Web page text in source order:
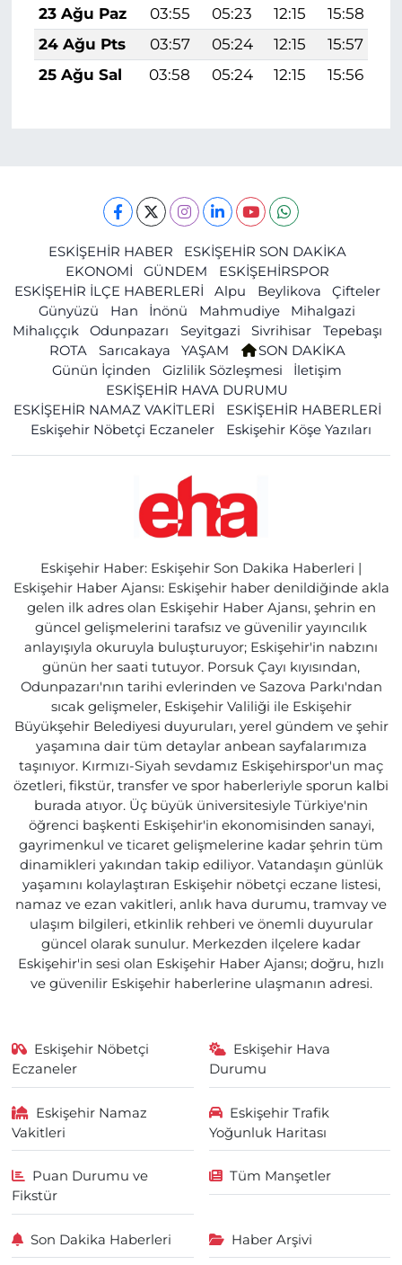
23 Ağu Paz 03:55 05:23 12:15 15:58
24 Ağu Pts
03:57 05:24 12:15 15:57
25 Ağu Sal
03:58 05:24 12:15 15:56
ESKİŞEHİR HABER
ESKİŞEHİR SON DAKİKA
EKONOMİ
GÜNDEM
ESKİŞEHİRSPOR
ESKİŞEHİR İLÇE HABERLERİ
Alpu Beylikova
Çifteler
Günyüzü
Han İnönü Mahmudiye
Mihalgazi
Mihalıççık
Odunpazarı Seyitgazi Sivrihisar
Tepebaşı
ROTA
Sarıcakaya YAŞAM
SON DAKİKA
Günün İçinden
Gizlilik Sözleşmesi
İletişim
ESKİŞEHİR HAVA DURUMU
ESKİŞEHİR NAMAZ VAKİTLERİ
ESKİŞEHİR HABERLERİ
Eskişehir Nöbetçi Eczaneler
Eskişehir Köşe Yazıları
Eskişehir Haber: Eskişehir Son Dakika Haberleri |
Eskişehir Haber Ajansı: Eskişehir haber denildiğinde akla
gelen ilk adres olan Eskişehir Haber Ajansı, şehrin en
güncel gelişmelerini tarafsız ve güvenilir yayıncılık
anlayışıyla okuruyla buluşturuyor; Eskişehir'in nabzını
günün her saati tutuyor. Porsuk Çayı kıyısından,
Odunpazarı'nın tarihi evlerinden ve Sazova Parkı'ndan
sıcak gelişmeler, Eskişehir Valiliği ile Eskişehir
Büyükşehir Belediyesi duyuruları, yerel gündem ve şehir
yaşamına dair tüm detaylar anbean sayfalarımıza
taşınıyor. Kırmızı-Siyah sevdamız Eskişehirspor'un maç
özetleri, fikstür, transfer ve spor haberleriyle sporun kalbi
burada atıyor. Üç büyük üniversitesiyle Türkiye'nin
öğrenci başkenti Eskişehir'in ekonomisinden sanayi,
gayrimenkul ve ticaret gelişmelerine kadar şehrin tüm
dinamikleri yakından takip ediliyor. Vatandaşın günlük
yaşamını kolaylaştıran Eskişehir nöbetçi eczane listesi,
namaz ve ezan vakitleri, anlık hava durumu, tramvay ve
ulaşım bilgileri, etkinlik rehberi ve önemli duyurular
güncel olarak sunulur. Merkezden ilçelere kadar
Eskişehir'in sesi olan Eskişehir Haber Ajansı; doğru, hızlı
ve güvenilir Eskişehir haberlerine ulaşmanın adresi.
Eskişehir Nöbetçi
Eczaneler
Eskişehir Hava
Durumu
Eskişehir Namaz
Vakitleri
Eskişehir Trafik
Yoğunluk Haritası
Puan Durumu ve
Fikstür
Tüm Manşetler
Son Dakika Haberleri Haber Arşivi